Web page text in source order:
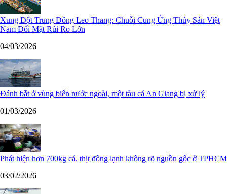
Xung Đột Trung Đông Leo Thang: Chuỗi Cung Ứng Thủy Sản Việt
Nam Đối Mặt Rủi Ro Lớn
04/03/2026
Đánh bắt ở vùng biển nước ngoài, một tàu cá An Giang bị xử lý
01/03/2026
Phát hiện hơn 700kg cá, thịt đông lạnh không rõ nguồn gốc ở TPHCM
03/02/2026